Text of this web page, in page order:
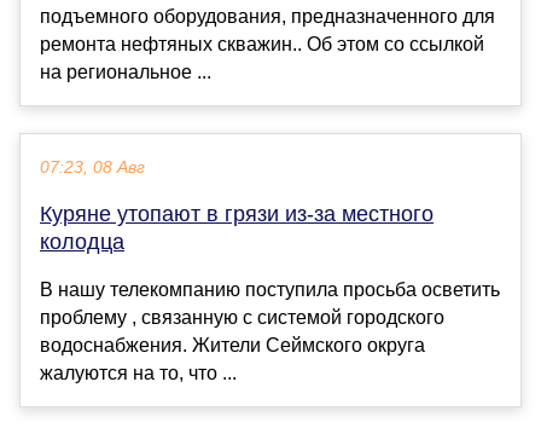
подъемного оборудования, предназначенного для
ремонта нефтяных скважин.. Об этом со ссылкой
на региональное ...
07:23, 08 Авг
Куряне утопают в грязи из-за местного
колодца
В нашу телекомпанию поступила просьба осветить
проблему , связанную с системой городского
водоснабжения. Жители Сеймского округа
жалуются на то, что ...